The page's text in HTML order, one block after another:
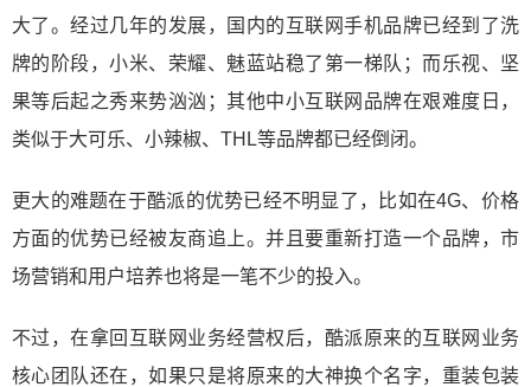
大了。经过几年的发展，国内的互联网手机品牌已经到了洗
牌的阶段，小米、荣耀、魅蓝站稳了第一梯队；而乐视、坚
果等后起之秀来势汹汹；其他中小互联网品牌在艰难度日，
类似于大可乐、小辣椒、THL等品牌都已经倒闭。
更大的难题在于酷派的优势已经不明显了，比如在4G、价格
方面的优势已经被友商追上。并且要重新打造一个品牌，市
场营销和用户培养也将是一笔不少的投入。
不过，在拿回互联网业务经营权后，酷派原来的互联网业务
核心团队还在，如果只是将原来的大神换个名字，重装包装